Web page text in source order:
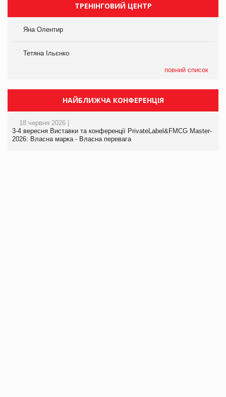
ТРЕНІНГОВИЙ ЦЕНТР
Яна Олентир
Тетяна Ільєнко
повний список
НАЙБЛИЖЧА КОНФЕРЕНЦІЯ
18 червня 2026 |
3-4 вересня Виставки та конференції PrivateLabel&FMCG Master-
2026: Власна марка - Власна перевага